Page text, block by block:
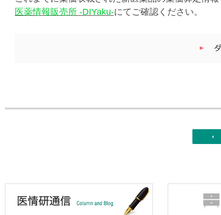
医薬情報販売所 -DIYaku-にてご確認ください。